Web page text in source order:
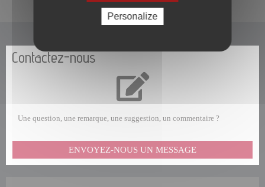
En un clic
Contactez-nous
Une question, une remarque, une suggestion, un commentaire ?
ENVOYEZ-NOUS UN MESSAGE
Personalize